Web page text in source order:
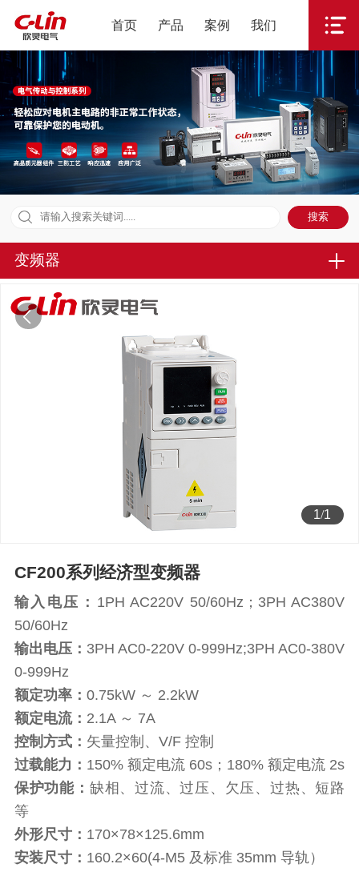
首页 产品 案例 我们
变频器
1/1
CF200系列经济型变频器
输入电压： 1PH AC220V 50/60Hz；3PH AC380V
50/60Hz
输出电压： 3PH AC0-220V 0-999Hz;3PH AC0-380V
0-999Hz
额定功率： 0.75kW ～ 2.2kW
额定电流： 2.1A ～ 7A
控制方式： 矢量控制、V/F 控制
过载能力： 150% 额定电流 60s；180% 额定电流 2s
保护功能： 缺相、过流、过压、欠压、过热、短路
等
外形尺寸： 170×78×125.6mm
安装尺寸： 160.2×60(4-M5 及标准 35mm 导轨）